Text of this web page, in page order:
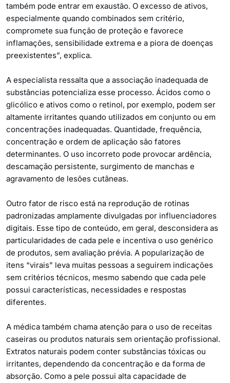
também pode entrar em exaustão. O excesso de ativos,
especialmente quando combinados sem critério,
compromete sua função de proteção e favorece
inflamações, sensibilidade extrema e a piora de doenças
preexistentes”, explica.
A especialista ressalta que a associação inadequada de
substâncias potencializa esse processo. Ácidos como o
glicólico e ativos como o retinol, por exemplo, podem ser
altamente irritantes quando utilizados em conjunto ou em
concentrações inadequadas. Quantidade, frequência,
concentração e ordem de aplicação são fatores
determinantes. O uso incorreto pode provocar ardência,
descamação persistente, surgimento de manchas e
agravamento de lesões cutâneas.
Outro fator de risco está na reprodução de rotinas
padronizadas amplamente divulgadas por influenciadores
digitais. Esse tipo de conteúdo, em geral, desconsidera as
particularidades de cada pele e incentiva o uso genérico
de produtos, sem avaliação prévia. A popularização de
itens “virais” leva muitas pessoas a seguirem indicações
sem critérios técnicos, mesmo sabendo que cada pele
possui características, necessidades e respostas
diferentes.
A médica também chama atenção para o uso de receitas
caseiras ou produtos naturais sem orientação profissional.
Extratos naturais podem conter substâncias tóxicas ou
irritantes, dependendo da concentração e da forma de
absorção. Como a pele possui alta capacidade de